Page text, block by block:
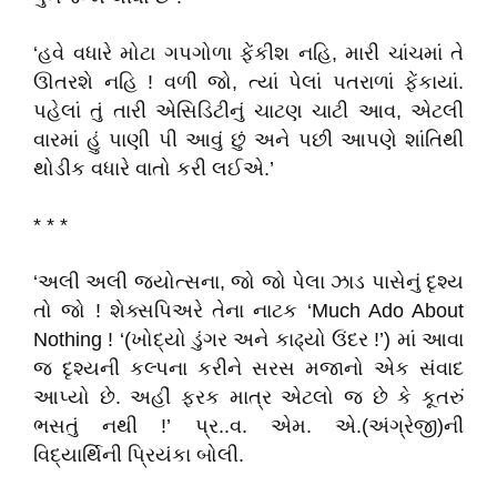
‘હવે વધારે મોટા ગપગોળા ફેંકીશ નહિ, મારી ચાંચમાં તે
ઊતરશે નહ િ ! વળી જો, ત્યાં પેલાં પતરાળાં ફેંકાયાં.
પહેલાં તું તારી એસિડિટીનું ચાટણ ચાટી આવ,એટલી
વારમાં હું પાણી પી આવું છું અને પછી આપણે શાંતિથી
થોડીક વધારે વાતો કરી લઈએ.’
* * *
‘અલી અલી જ્યોત્સના,જો જો પેલા ઝાડ પાસેનું દૃશ્ય
તો જ ો ! શેક્સપિઅરે તેના નાટક ‘Much Ado About
Nothing ! ‘(ખોદ્યો ડુંગર અને કાઢ્યો ઉંદર !’) માં આવા
જ દૃશ્યની કલ્પના કરીને સરસ મજાનો એક સંવાદ
આપ્યો છે. અહીં ફરક માત્ર એટલો જ છે કે કૂતરું
ભસતું નથી !’ પ્ર..વ. એમ. એ.(અંગ્રેજી)ની
વિદ્યાર્થિની પ્રિયંકા બોલી.